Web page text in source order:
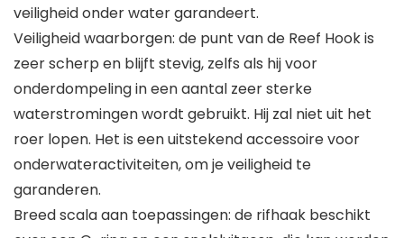
veiligheid onder water garandeert.
Veiligheid waarborgen: de punt van de Reef Hook is
zeer scherp en blijft stevig, zelfs als hij voor
onderdompeling in een aantal zeer sterke
waterstromingen wordt gebruikt. Hij zal niet uit het
roer lopen. Het is een uitstekend accessoire voor
onderwateractiviteiten, om je veiligheid te
garanderen.
Breed scala aan toepassingen: de rifhaak beschikt